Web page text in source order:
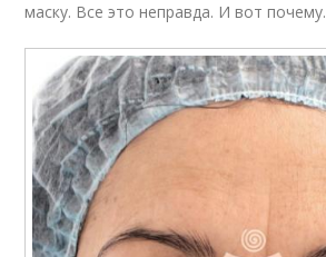
маску. Все это неправда. И вот почему.